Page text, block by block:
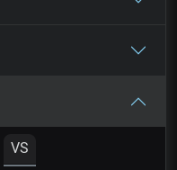
VS